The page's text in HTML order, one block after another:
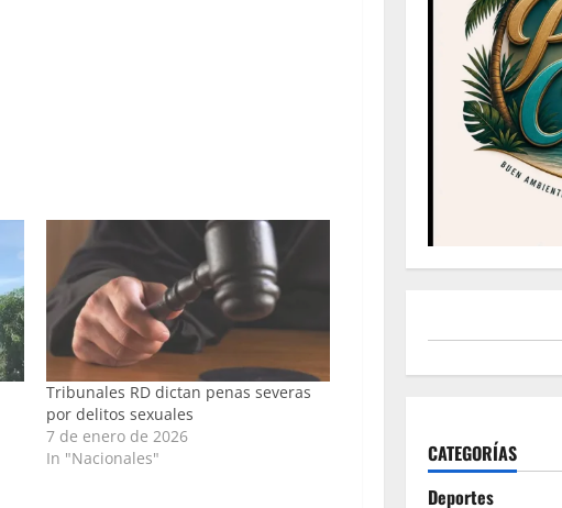
Tribunales RD dictan penas severas
por delitos sexuales
7 de enero de 2026
In "Nacionales"
CATEGORÍAS
Deportes